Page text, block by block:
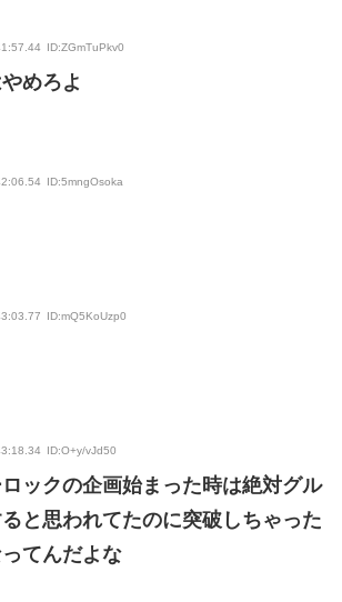
ID:ZGmTuPkv0
めろよ
ID:5mngOsoka
ID:mQ5KoUzp0
ID:O+y/vJd50
ックの企画始まった時は絶対グル
と思われてたのに突破しちゃった
てんだよな